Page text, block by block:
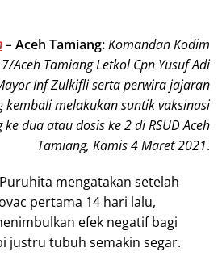
– Aceh Tamiang:Komandan Kodim
Aceh Tamiang Letkol Cpn Yusuf Adi
Inf Zulkifli serta perwira jajaran
kembali melakukan suntik vaksinasi
ke dua atau dosis ke 2 di RSUD Aceh
Tamiang, Kamis 4 Maret 2021.
mengatakan setelah
pertama 14 hari lalu,
efek negatif bagi
justru tubuh semakin segar.